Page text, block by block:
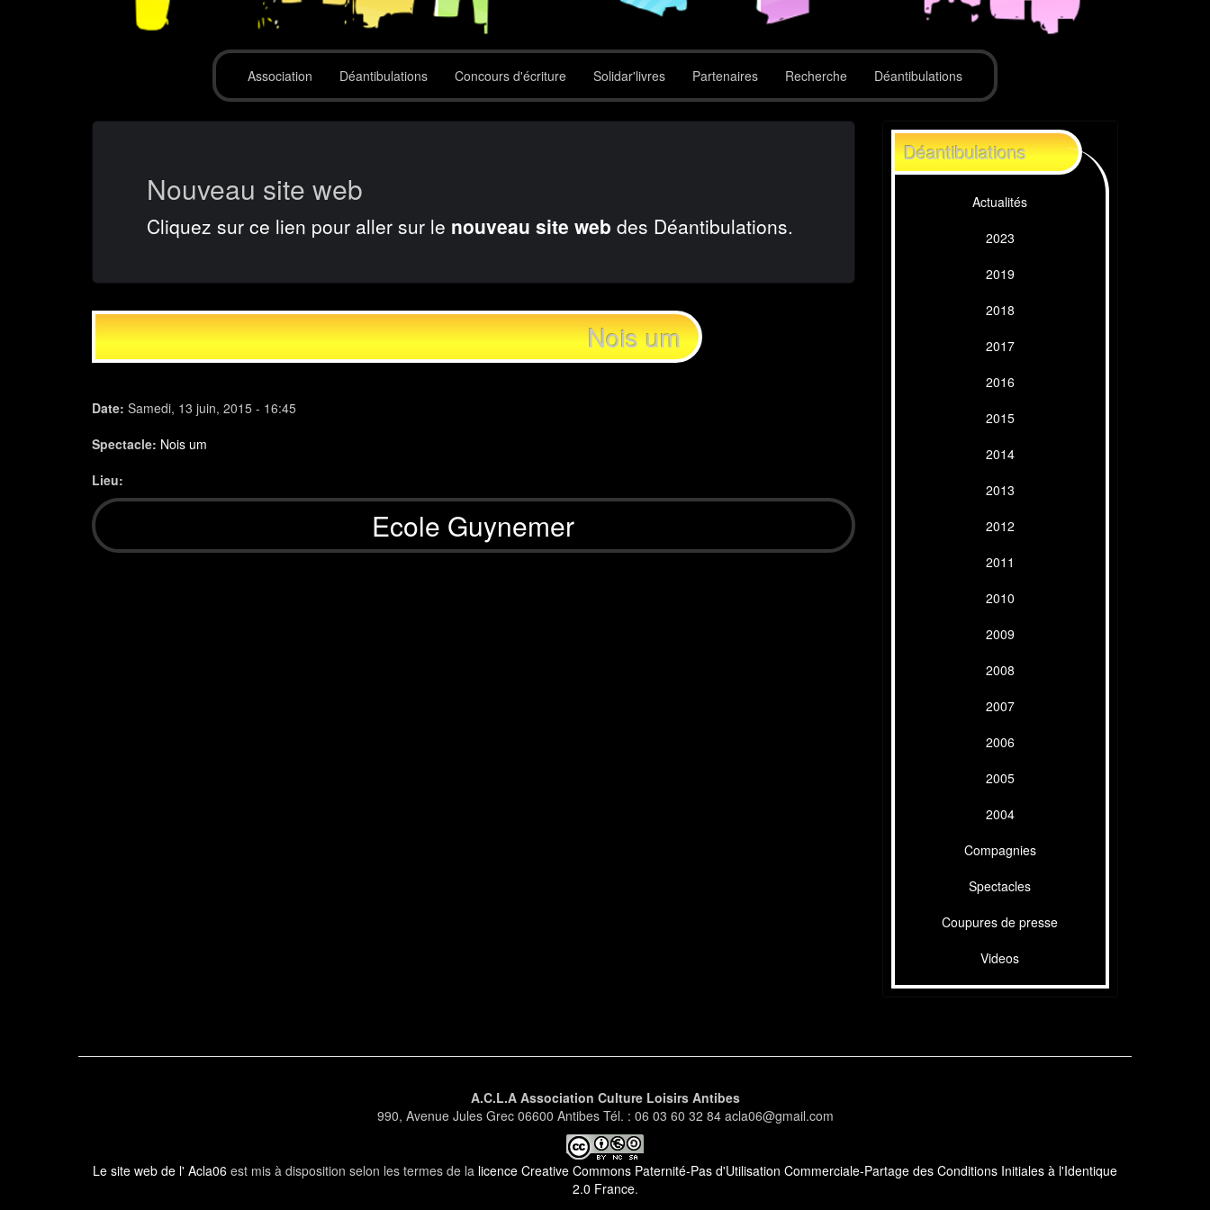
Association Déantibulations Concours d'écriture Solidar'livres Partenaires Recherche Déantibulations
Nouveau site web
Cliquez sur ce lien pour aller sur le nouveau site web des Déantibulations.
Nois um
Date: Samedi, 13 juin, 2015 - 16:45
Spectacle: Nois um
Lieu:
Ecole Guynemer
Déantibulations
Actualités
2023
2019
2018
2017
2016
2015
2014
2013
2012
2011
2010
2009
2008
2007
2006
2005
2004
Compagnies
Spectacles
Coupures de presse
Videos
A.C.L.A Association Culture Loisirs Antibes
990, Avenue Jules Grec 06600 Antibes Tél. : 06 03 60 32 84 acla06@gmail.com
Le site web de l' Acla06 est mis à disposition selon les termes de la licence Creative Commons Paternité-Pas d'Utilisation Commerciale-Partage des Conditions Initiales à l'Identique
2.0 France.